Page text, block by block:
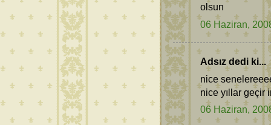
olsun
06 Haziran,
Adsız dedi ki...
nice
nice yıllar geçir
06 Haziran,